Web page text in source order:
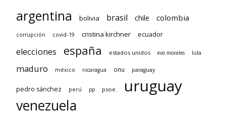
argentina bolivia brasil chile colombia
corrupción covid-19 cristina kirchner ecuador
elecciones españa estados unidos evo morales lula
maduro méxico nicaragua onu paraguay
pedro sánchez perú pp psoe. uruguay
venezuela